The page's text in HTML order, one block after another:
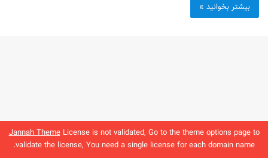
Jannah ThemeLicense is not validated, Go to the theme options page to
validate the license, You need a single license for each domain name.
بیشتر بخوانید »